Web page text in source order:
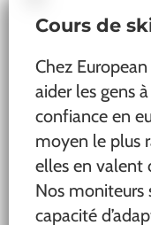
Cours de
Chez
aider les gens
confiance en
moyen le plus
elles en valent
Nos moniteurs
capacité